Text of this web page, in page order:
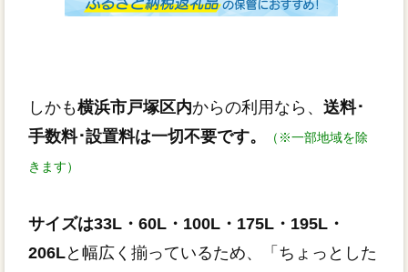
しかも横浜市戸塚区内からの利用なら、 送料･
手数料･設置料は一切不要です。
（※一部地域を除
きます）
サイズは33L・60L・100L・175L・195L・
206Lと幅広く揃っているため、「ちょっとした